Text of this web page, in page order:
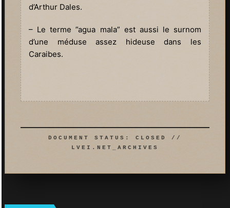
d’Arthur Dales.
– Le terme ”agua mala” est aussi le surnom
d’une méduse assez hideuse dans les
Caraibes.
DOCUMENT STATUS: CLOSED //
LVEI.NET_ARCHIVES